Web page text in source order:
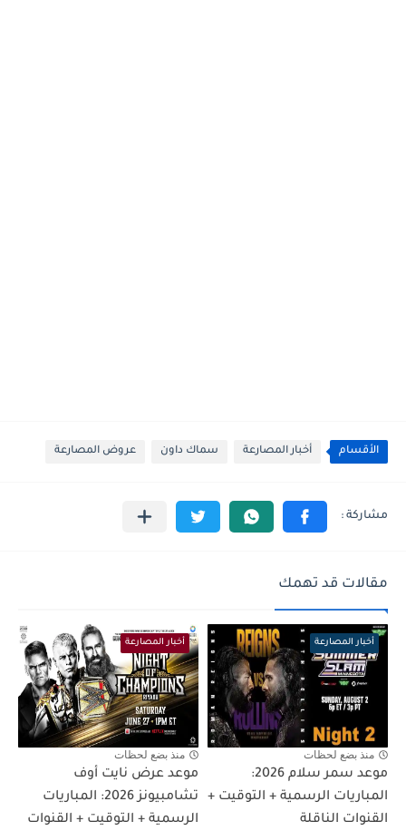
الأقسام أخبار المصارعة سماك داون عروض المصارعة
مقالات قد تهمك
أخبار المصارعة
منذ بضع لحظات
موعد سمر سلام 2026:
المباريات الرسمية + التوقيت +
القنوات الناقلة
أخبار المصارعة
منذ بضع لحظات
موعد عرض نايت أوف
تشامبيونز 2026: المباريات
الرسمية + التوقيت + القنوات